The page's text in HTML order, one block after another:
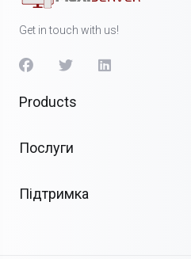
Get in touch with us!
Products
Послуги
Підтримка